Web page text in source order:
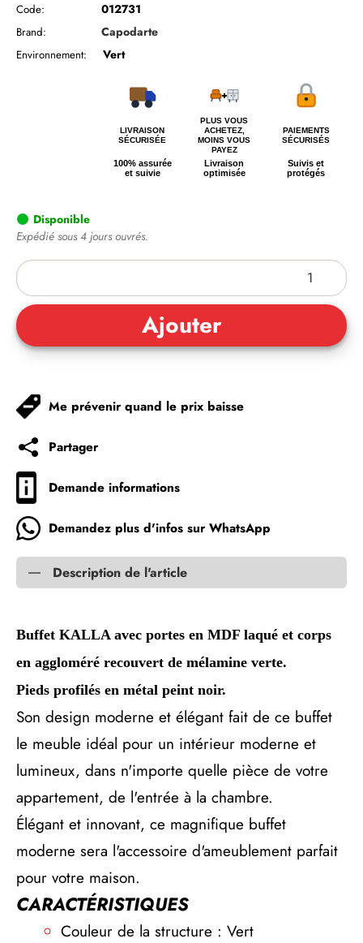
Code: 012731
Brand: Capodarte
Environnement: Vert
LIVRAISON
SÉCURISÉE
100% assurée
et suivie
PLUS VOUS
ACHETEZ,
MOINS VOUS
PAYEZ
Livraison
optimisée
PAIEMENTS
SÉCURISÉS
Suivis et
protégés
Disponible
Expédié sous 4 jours ouvrés.
Me prévenir quand le prix baisse
Partager
Demande informations
Demandez plus d'infos sur WhatsApp
Description de l'article
Buffet KALLA avec portes en MDF laqué et corps
en aggloméré recouvert de mélamine verte.
Pieds profilés en métal peint noir.
Son design moderne et élégant fait de ce buffet
le meuble idéal pour un intérieur moderne et
lumineux, dans n'importe quelle pièce de votre
appartement, de l'entrée à la chambre.
Élégant et innovant, ce magnifique buffet
moderne sera l'accessoire d'ameublement parfait
pour votre maison.
CARACTÉRISTIQUES
Couleur de la structure : Vert